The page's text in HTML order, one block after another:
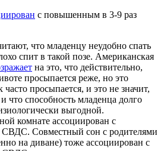
с повышенным в 3-9 раз
что младенцу неудобно спать
спит в такой позе. Американская
на это, что действительно,
просыпается реже, но это
просыпается, и это не значит,
что способность младенца долго
выгодной.
комнате ассоциирован с
СВДС. Совместный сон с родителями
на диване) тоже ассоциирован с